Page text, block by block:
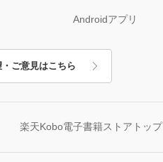
Androidアプリ
・ご意見はこちら
楽天Kobo電子書籍ストアトップ